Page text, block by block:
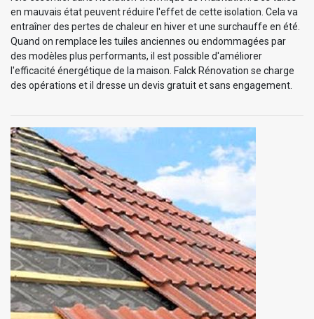
en mauvais état peuvent réduire l'effet de cette isolation. Cela va
entraîner des pertes de chaleur en hiver et une surchauffe en été.
Quand on remplace les tuiles anciennes ou endommagées par
des modèles plus performants, il est possible d'améliorer
l'efficacité énergétique de la maison. Falck Rénovation se charge
des opérations et il dresse un devis gratuit et sans engagement.